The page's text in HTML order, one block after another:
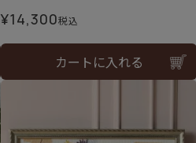
¥14,300税込
カートに入れる